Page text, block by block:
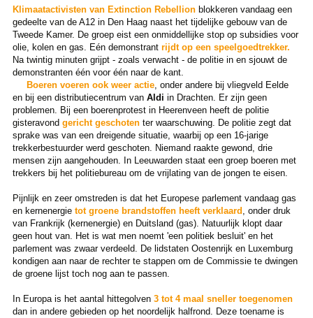
Klimaatactivisten van Extinction Rebellionblokkeren vandaag een
gedeelte van de A12 in Den Haag naast het tijdelijke gebouw van de
Tweede Kamer. De groep eist een onmiddellijke stop op subsidies voor
olie, kolen en gas. Eén demonstrant rijdt op een speelgoedtrekker.
Na twintig minuten grijpt - zoals verwacht - de politie in en sjouwt de
demonstranten één voor één naar de kant.
Boeren voeren ook weer actie, onder andere bij vliegveld Eelde
en bij een distributiecentrum vanAldi in Drachten. Er zijn geen
problemen. Bij een boerenprotest in Heerenveen heeft de politie
gisteravond gericht geschotenter waarschuwing. De politie zegt dat
sprake was van een dreigende situatie, waarbij op een 16-jarige
trekkerbestuurder werd geschoten. Niemand raakte gewond, drie
mensen zijn aangehouden. In Leeuwarden staat een groep boeren met
trekkers bij het politiebureau om de vrijlating van de jongen te eisen.
Pijnlijk en zeer omstreden is dat het Europese parlement vandaag gas
en kernenergie tot groene brandstoffen heeft verklaard , onder druk
van Frankrijk (kernenergie) en Duitsland (gas). Natuurlijk klopt daar
geen hout van. Het is wat men noemt 'een politiek besluit' en het
parlement was zwaar verdeeld. De lidstaten Oostenrijk en Luxemburg
kondigen aan naar de rechter te stappen om de Commissie te dwingen
de groene lijst toch nog aan te passen.
In Europa is het aantal hittegolven 3 tot 4 maal sneller toegenomen
dan in andere gebieden op het noordelijk halfrond. Deze toename is